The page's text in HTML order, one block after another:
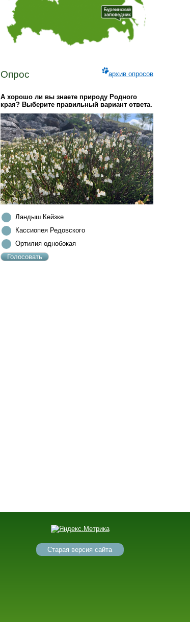
Опрос архив опросов
А хорошо ли вы знаете природу Родного
края? Выберите правильный вариант ответа.
Ландыш Кейзке
Кассиопея Редовского
Ортилия однобокая
Старая версия сайта